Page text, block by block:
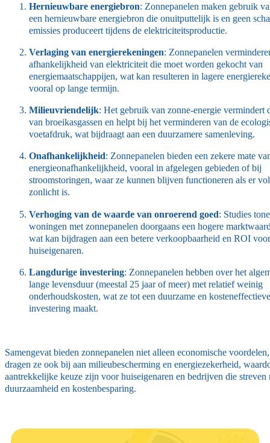
Hernieuwbare energiebron: Zonnepanelen maken gebruik
een hernieuwbare energiebron die onuitputtelijk is en geen
emissies produceert tijdens de elektriciteitsproductie.
Verlaging van energierekeningen: Zonnepanelen
afhankelijkheid van elektriciteit die moet worden gekocht van
energiemaatschappijen, wat kan resulteren in lagere
vooral op lange termijn.
Milieuvriendelijk: Het gebruik van zonne-energie vermindert
van broeikasgassen en helpt bij het verminderen van de
voetafdruk, wat bijdraagt aan een duurzamere samenleving.
Onafhankelijkheid: Zonnepanelen bieden een zekere mate
energieonafhankelijkheid, vooral in afgelegen gebieden of bij
stroomstoringen, waar ze kunnen blijven functioneren als er
zonlicht is.
Verhoging van de waarde van onroerend goed: Studies
woningen met zonnepanelen doorgaans een hogere
wat kan bijdragen aan een betere verkoopbaarheid en ROI voor
huiseigenaren.
Langdurige investering: Zonnepanelen hebben over het
lange levensduur (meestal 25 jaar of meer) met relatief weinig
onderhoudskosten, wat ze tot een duurzame en kosteneffectieve
investering maakt.
Samengevat bieden zonnepanelen niet alleen economische
dragen ze ook bij aan milieubescherming en energiezekerheid,
aantrekkelijke keuze zijn voor huiseigenaren en bedrijven die streven
duurzaamheid en kostenbesparing.